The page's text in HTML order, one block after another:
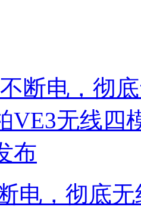
电，彻底